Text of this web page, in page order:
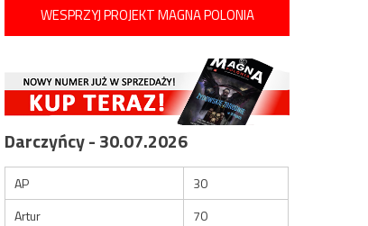
WESPRZYJ PROJEKT MAGNA POLONIA
Darczyńcy - 30.07.2026
AP
30
Artur
70